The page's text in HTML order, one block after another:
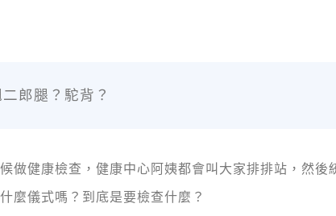
郎腿？駝背？
做健康檢查，健康中心阿姨都會叫大家排排站，然後
麼儀式嗎？到底是要檢查什麼？